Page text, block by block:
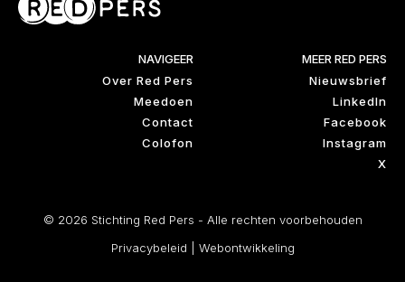
NAVIGEER
Over Red Pers
Meedoen
Contact
Colofon
MEER RED PERS
Nieuwsbrief
LinkedIn
Facebook
Instagram
X
© 2026 Stichting Red Pers - Alle rechten voorbehouden
Privacybeleid
Webontwikkeling